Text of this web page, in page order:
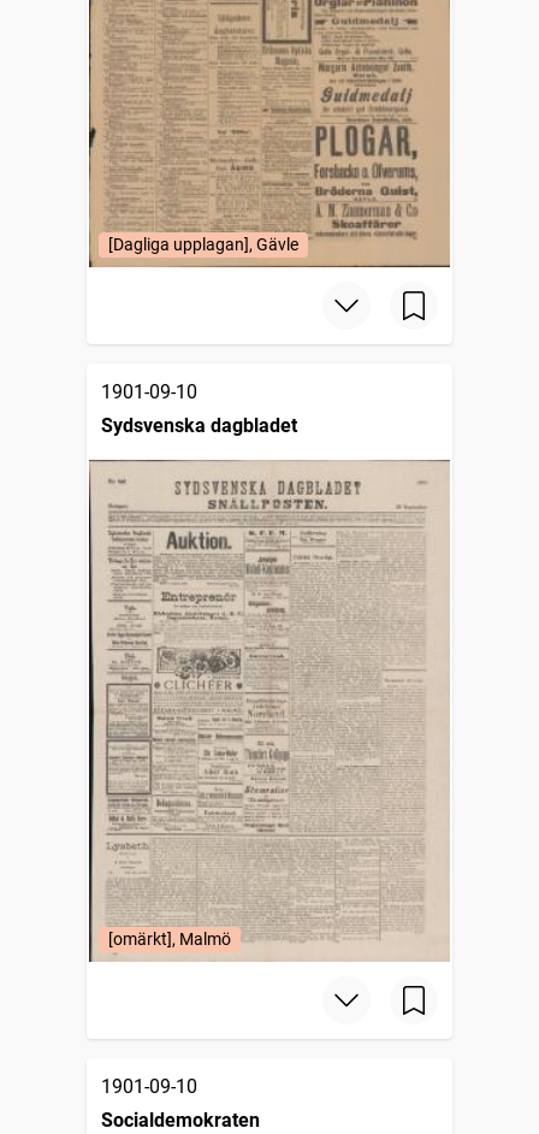
[Dagliga upplagan], Gävle
1901-09-10
Sydsvenska dagbladet
[omärkt], Malmö
1901-09-10
Socialdemokraten